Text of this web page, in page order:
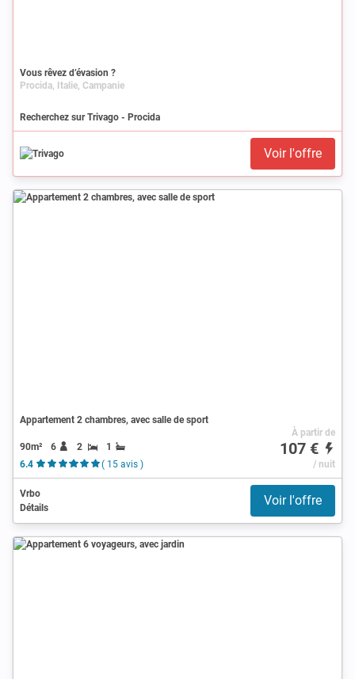
Vous rêvez d’évasion ?
Procida, Italie, Campanie
Recherchez sur Trivago - Procida
Voir l'offre
Appartement 2 chambres, avec salle de sport
90m² 6 2
1
6.4
( 15 avis )
À partir de
107 €
/ nuit
Vrbo
Détails
Voir l'offre